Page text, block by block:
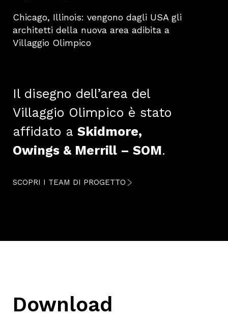
Chicago, Illinois: vengono dagli USA gli
architetti della nuova area adibita a
Villaggio Olimpico
Il disegno dell’area del
Villaggio Olimpico è stato
affidato a Skidmore,
Owings & Merrill – SOM.
SCOPRI I TEAM DI PROGETTO
Download